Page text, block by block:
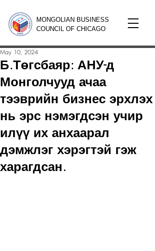
MONGOLIAN BUSINESS
COUNCIL OF CHICAGO
Б.Төгсбаяр: АНУ-д
Монголчууд ачаа
тээврийн бизнес эрхлэх
нь эрс нэмэгдсэн учир
илүү их анхаарал
дэмжлэг хэрэгтэй гэж
харагдсан.
May 10, 2024